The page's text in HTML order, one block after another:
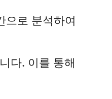
으로 분석하여
다. 이를 통해